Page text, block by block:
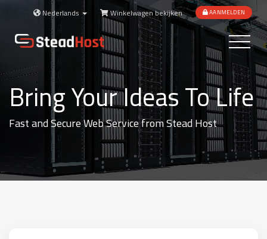
Nederlands Winkelwagen bekijken AANMELDEN
Toggle
Bring Your Ideas To Life
Fast and Secure Web Service from Stead Host